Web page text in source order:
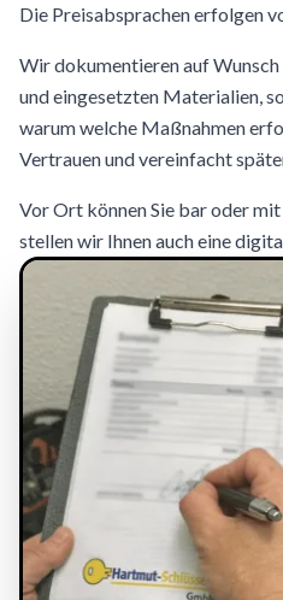
Die Preisabsprachen erfolgen
Wir dokumentieren auf
und eingesetzten Materialien,
warum welche Maßnahmen
Vertrauen und vereinfacht
Vor Ort können Sie bar oder
stellen wir Ihnen auch eine